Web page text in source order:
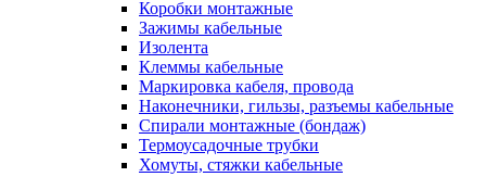
Коробки монтажные
Зажимы кабельные
Изолента
Клеммы кабельные
Маркировка кабеля, провода
Наконечники, гильзы, разъемы кабельные
Спирали монтажные (бондаж)
Термоусадочные трубки
Хомуты, стяжки кабельные